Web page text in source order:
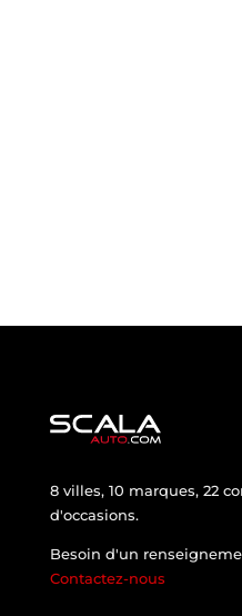
8 villes, 10 marques, 22
d'occasions.
Besoin d'un
Contactez-nous